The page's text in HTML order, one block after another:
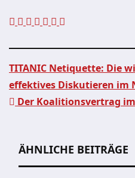
TITANIC Netiquette: Die
effektives Diskutieren im
Der Koalitionsvertrag
ÄHNLICHE BEITRÄGE